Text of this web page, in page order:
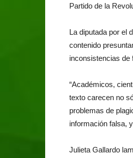
Partido de la
La diputada por el
contenido
inconsistencias de
“Académicos,
texto carecen no
problemas de
información falsa,
Julieta Gallardo